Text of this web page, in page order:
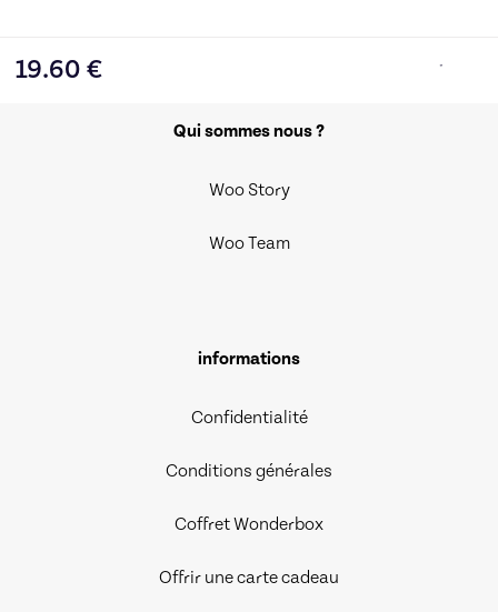
19.60 €
Qui sommes nous ?
Woo Story
Woo Team
informations
Confidentialité
Conditions générales
Coffret Wonderbox
Offrir une carte cadeau